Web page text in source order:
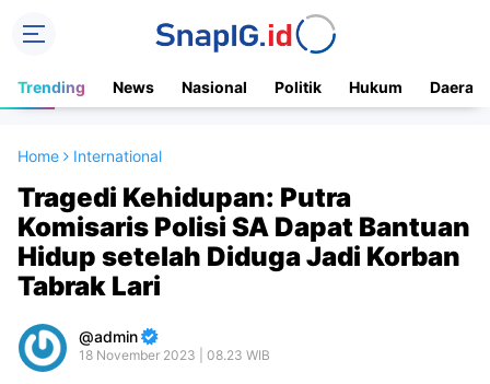
Trending News Nasional Politik Hukum Daerah
Home International
Tragedi Kehidupan: Putra
Komisaris Polisi SA Dapat Bantuan
Hidup setelah Diduga Jadi Korban
Tabrak Lari
admin
18 November 2023 | 08.23 WIB